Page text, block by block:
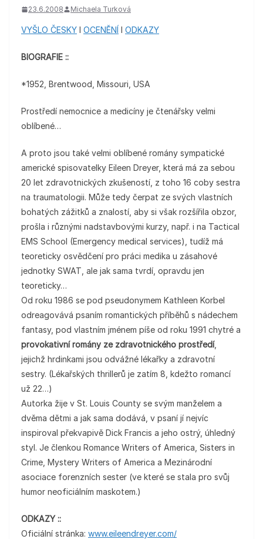
23.6.2008 Michaela Turková
VYŠLO ČESKY I OCENĚNÍ I ODKAZY
BIOGRAFIE ::
*1952, Brentwood, Missouri, USA
Prostředí nemocnice a medicíny je čtenářsky velmi
oblíbené…
A proto jsou také velmi oblíbené romány sympatické
americké spisovatelky Eileen Dreyer, která má za sebou
20 let zdravotnických zkušeností, z toho 16 coby sestra
na traumatologii. Může tedy čerpat ze svých vlastních
bohatých zážitků a znalostí, aby si však rozšířila obzor,
prošla i různými nadstavbovými kurzy, např. i na Tactical
EMS School (Emergency medical services), tudíž má
teoreticky osvědčení pro práci medika u zásahové
jednotky SWAT, ale jak sama tvrdí, opravdu jen
teoreticky…
Od roku 1986 se pod pseudonymem Kathleen Korbel
odreagovává psaním romantických příběhů s nádechem
fantasy, pod vlastním jménem píše od roku 1991 chytré a
provokativní romány ze zdravotnického prostředí,
jejichž hrdinkami jsou odvážné lékařky a zdravotní
sestry. (Lékařských thrillerů je zatím 8, kdežto romancí
už 22…)
Autorka žije v St. Louis County se svým manželem a
dvěma dětmi a jak sama dodává, v psaní jí nejvíc
inspiroval překvapivě Dick Francis a jeho ostrý, úhledný
styl. Je členkou Romance Writers of America, Sisters in
Crime, Mystery Writers of America a Mezinárodní
asociace forenzních sester (ve které se stala pro svůj
humor neoficiálním maskotem.)
ODKAZY ::
Oficiální stránka: www.eileendreyer.com/